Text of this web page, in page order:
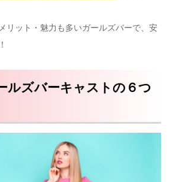
リット・魅力も多いガールズバーで、安
ルズバーキャストの６つ